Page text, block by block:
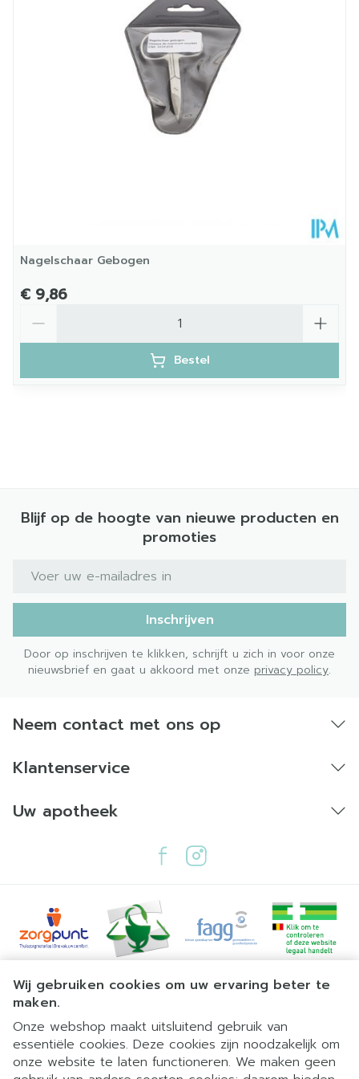
Wij gebruiken cookies om uw ervaring beter te
maken.
Onze webshop maakt uitsluitend gebruik van
essentiële cookies. Deze cookies zijn noodzakelijk om
onze website te laten functioneren. We maken geen
75
Kamertemperatuur (15°C -
25°C)
Nagelschaar Gebogen
€ 9,86
Bestel
Blijf op de hoogte van nieuwe producten en
promoties
E-mail adres
Inschrijven
Door op inschrijven te klikken, schrijft u zich in voor onze
nieuwsbrief en gaat u akkoord met onze privacy policy.
Neem contact met ons op
Klantenservice
Uw apotheek
Juridische links